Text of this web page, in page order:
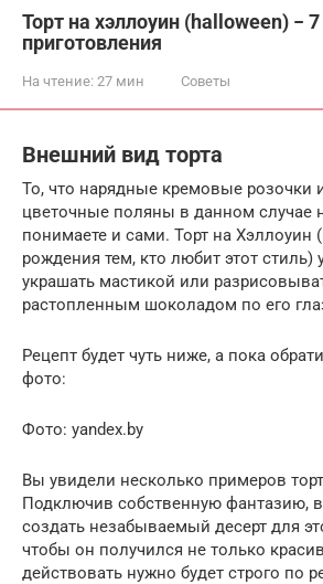
Торт на хэллоуин (halloween) −
приготовления
На чтение: 27 мин Советы
Внешний вид торта
То, что нарядные кремовые розочки
цветочные поляны в данном случае
понимаете и сами. Торт на Хэллоуин
рождения тем, кто любит этот стиль)
украшать мастикой или
растопленным шоколадом по его
Рецепт будет чуть ниже, а пока
фото:
Фото: yandex.by
Вы увидели несколько примеров
Подключив собственную фантазию,
создать незабываемый десерт для
чтобы он получился не только
действовать нужно будет строго по